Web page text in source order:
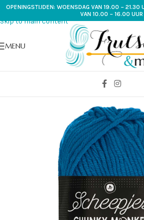
Skip to navigation
Skip to main content
OPENINGSTIJDEN: WOENSDAG VAN 19.00 – 21.30
VAN 10.00 – 16.00 UUR
MENU